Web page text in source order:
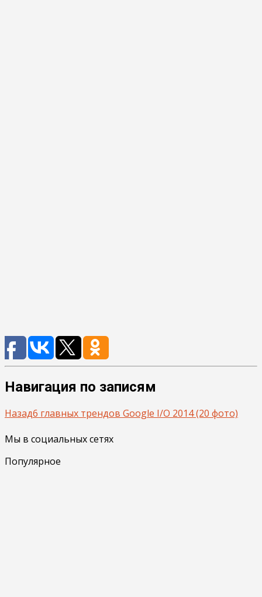
Навигация по записям
Назад6 главных трендов Google I/O 2014 (20 фото)
Мы в социальных сетях
Популярное